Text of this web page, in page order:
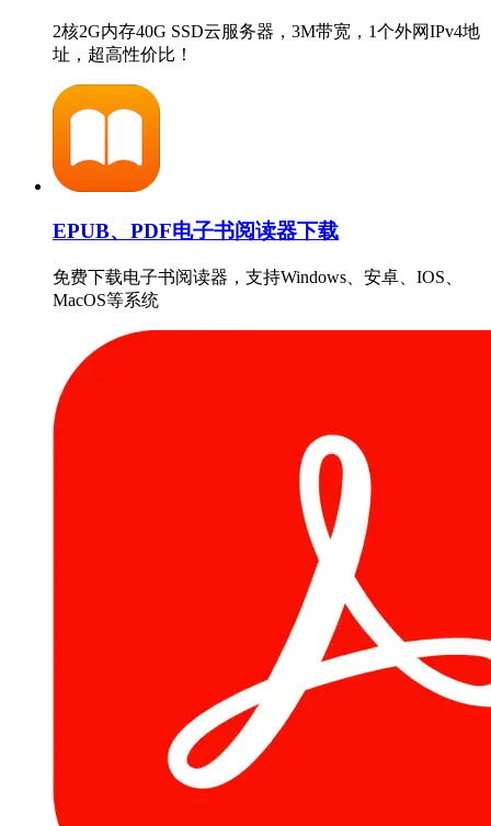
2核2G内存40G SSD云服务器，3M带宽，1个外网IPv4地
址，超高性价比！
EPUB、PDF电子书阅读器下载
免费下载电子书阅读器，支持Windows、安卓、IOS、
MacOS等系统